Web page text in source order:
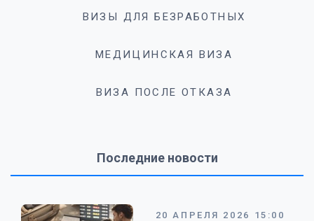
ВИЗЫ ДЛЯ БЕЗРАБОТНЫХ
МЕДИЦИНСКАЯ ВИЗА
ВИЗА ПОСЛЕ ОТКАЗА
Последние новости
20 АПРЕЛЯ 2026 15:00